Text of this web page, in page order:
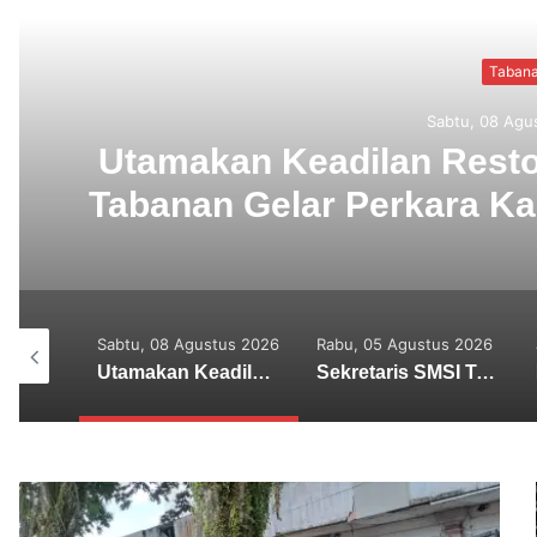
Polres
Anak
08 Agustus 2026
Utamakan Keadilan Restoratif, Satreskrim Polres Tabanan Gelar Perkara Kasus Penganiayaan Anak
Rabu, 05 Agustus 2026
Sekretaris SMSI Tabanan Maju Jadi Kandidat Ketua IMI Bali, Ketua SMSI Tabanan Berikan Dukungan
Jumat, 31 Juli